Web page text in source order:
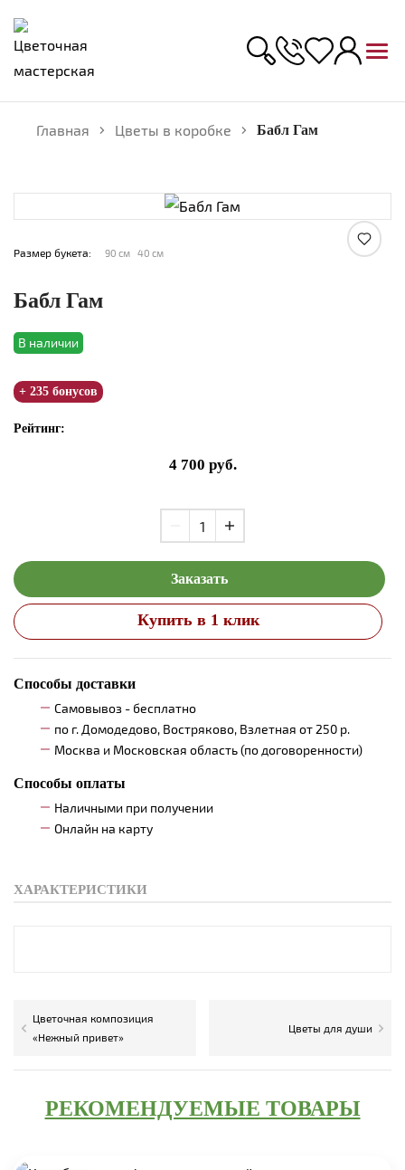
Главная Цветы в коробке Бабл Гам
Размер букета: 90 см 40 см
Бабл Гам
В наличии
+ 235 бонусов
Рейтинг:
4 700 руб.
Заказать
Купить в 1 клик
Способы доставки
Самовывоз - бесплатно
по г. Домодедово, Востряково, Взлетная от 250 р.
Москва и Московская область (по договоренности)
Способы оплаты
Наличными при получении
Онлайн на карту
ХАРАКТЕРИСТИКИ
Цветочная композиция
«Нежный привет»
Цветы для души
РЕКОМЕНДУЕМЫЕ ТОВАРЫ